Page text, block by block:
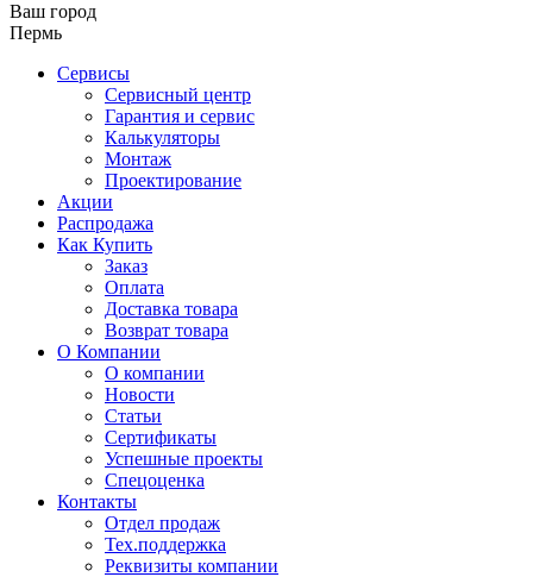
Ваш город
Пермь
Сервисы
Сервисный центр
Гарантия и сервис
Калькуляторы
Монтаж
Проектирование
Акции
Распродажа
Как Купить
Заказ
Оплата
Доставка товара
Возврат товара
О Компании
О компании
Новости
Статьи
Сертификаты
Успешные проекты
Спецоценка
Контакты
Отдел продаж
Тех.поддержка
Реквизиты компании